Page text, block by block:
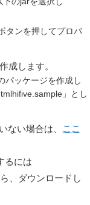
タンを押してプロパ
成します。
パッケージを作成し
」とし
ない場合は、 ここ
るには
、ダウンロードし